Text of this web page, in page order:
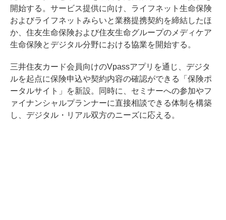
開始する。サービス提供に向け、ライフネット生命保険
およびライフネットみらいと業務提携契約を締結したほ
か、住友生命保険および住友生命グループのメディケア
生命保険とデジタル分野における協業を開始する。
三井住友カード会員向けのVpassアプリを通じ、デジタ
ルを起点に保険申込や契約内容の確認ができる「保険ポ
ータルサイト」を新設。同時に、セミナーへの参加やフ
ァイナンシャルプランナーに直接相談できる体制を構築
し、デジタル・リアル双方のニーズに応える。